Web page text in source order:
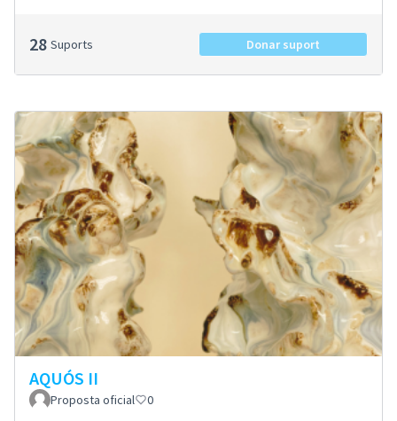
28 Suports Donar suport
AQUÓS II
Proposta oficial 0